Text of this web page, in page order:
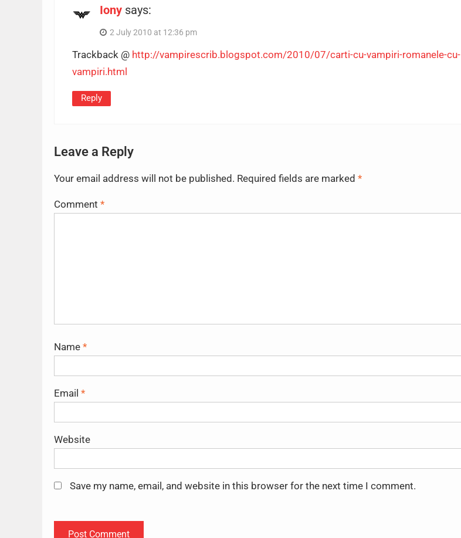
Iony says:
2 July 2010 at 12:36 pm
Trackback @ http://vampirescrib.blogspot.com/2010/07/carti-cu-vampiri-romanele-cu-
vampiri.html
Reply
Leave a Reply
Your email address will not be published. Required fields are marked *
Comment *
Name *
Email *
Website
Save my name, email, and website in this browser for the next time I comment.